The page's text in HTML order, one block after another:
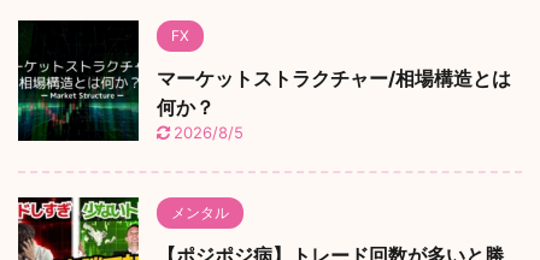
FX
マーケットストラクチャー/相場構造とは
何か？
2026/8/5
メンタル